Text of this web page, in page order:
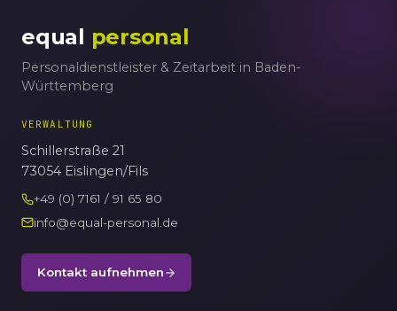
equal personal
Personaldienstleister & Zeitarbeit in Baden-
Württemberg
VERWALTUNG
Schillerstraße 21
73054 Eislingen/Fils
+49 (0) 7161 / 91 65 80
info@equal-personal.de
Kontakt aufnehmen